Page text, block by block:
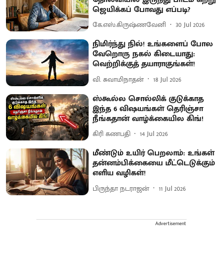
ஜெயிக்கப் போவது எப்படி?
கே.எஸ்.கிருஷ்ணவேனி 30 Jul 2026
நிமிர்ந்து நில்! உங்களைப் போல
வேறொரு நகல் கிடையாது:
வெற்றிக்குத் தயாராகுங்கள்!
வி. சுவாமிநாதன் 18 Jul 2026
ஸ்கூல்ல சொல்லிக் குடுக்காத
இந்த 6 விஷயங்கள் தெரிஞ்சா
நீங்கதான் வாழ்க்கையில கிங்!
கிரி கணபதி 14 Jul 2026
மீண்டும் உயிர் பெறலாம்: உங்கள்
தன்னம்பிக்கையை மீட்டெடுக்கும்
எளிய வழிகள்!
பிருந்தா நடராஜன் 11 Jul 2026
Advertisement